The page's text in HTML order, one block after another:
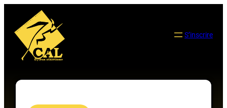
contenu
S’inscrire